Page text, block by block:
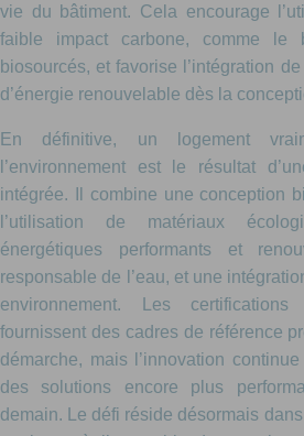
vie du bâtiment. Cela encourage
faible impact carbone, comme le
biosourcés, et favorise l’intégration
d’énergie renouvelable dès la
En définitive, un logement
l’environnement est le résultat
intégrée. Il combine une conception
l’utilisation de matériaux
énergétiques performants et
responsable de l’eau, et une
environnement. Les
fournissent des cadres de référence
démarche, mais l’innovation
des solutions encore plus
demain. Le défi réside désormais